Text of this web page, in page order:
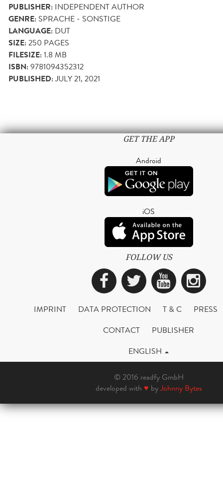
PUBLISHER: INDEPENDENT AUTHOR
GENRE: SPRACHE - SONSTIGE
LANGUAGE: DUT
SIZE:250 PAGES
FILESIZE:1.8 MB
ISBN:9781094352312
PUBLISHED:JULY 21, 2021
GET THE APP
Android
iOS
FOLLOW US
Facebook
Twitter
IMPRINT DATA PROTECTION T & C
PRESS
CONTACT
PUBLISHER
ENGLISH
© 2016 readfy GmbH
developed with ♥ byJohnny Bytes